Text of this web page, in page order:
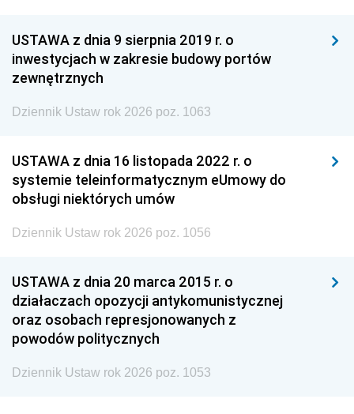
USTAWA z dnia 9 sierpnia 2019 r. o
inwestycjach w zakresie budowy portów
zewnętrznych
Dziennik Ustaw rok 2026 poz. 1063
USTAWA z dnia 16 listopada 2022 r. o
systemie teleinformatycznym eUmowy do
obsługi niektórych umów
Dziennik Ustaw rok 2026 poz. 1056
USTAWA z dnia 20 marca 2015 r. o
działaczach opozycji antykomunistycznej
oraz osobach represjonowanych z
powodów politycznych
Dziennik Ustaw rok 2026 poz. 1053